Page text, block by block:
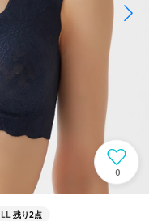
0
LL 残り2点